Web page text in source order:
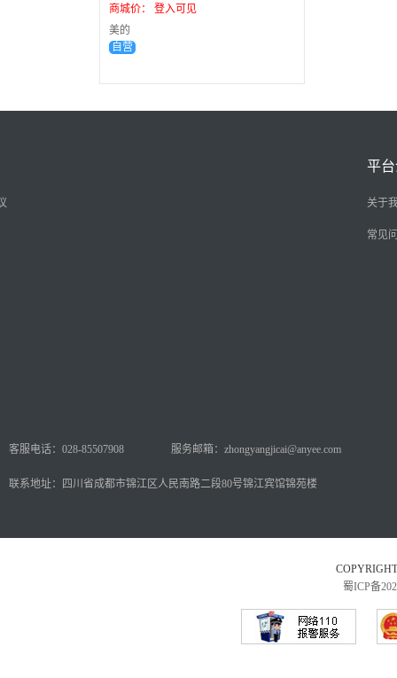
商城价： 登入可见
美的
自营
平
关于
常见
客服电话：028-85507908 服务邮箱：zhongyangjicai@anyee.com
联系地址：四川省成都市锦江区人民南路二段80号锦江宾馆锦苑楼
蜀ICP备